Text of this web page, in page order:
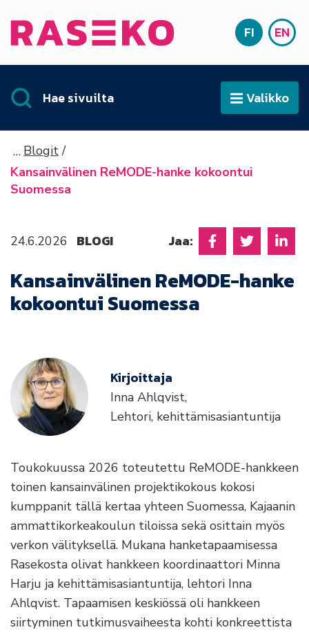
Etusivu SUOMI
FI EN
Hae sivuilta AvaaValikko
Blogit
Kansainvälinen ReMODE-hanke kokoontui
Suomessa
24.6.2026 BLOGI Jaa: Jaa Facebookissa
Jaa Jaa
Kansainvälinen ReMODE-hanke
kokoontui Suomessa
Kirjoittaja
Inna Ahlqvist,
Lehtori, kehittämisasiantuntija
Toukokuussa 2026 toteutettu ReMODE-hankkeen
toinen kansainvälinen projektikokous kokosi
kumppanit tällä kertaa yhteen Suomessa, Kajaanin
ammattikorkeakoulun tiloissa sekä osittain myös
verkon välityksellä. Mukana hanketapaamisessa
Rasekosta olivat hankkeen koordinaattori Minna
Harju ja kehittämisasiantuntija, lehtori Inna
Ahlqvist. Tapaamisen keskiössä oli hankkeen
siirtyminen tutkimusvaiheesta kohti konkreettista